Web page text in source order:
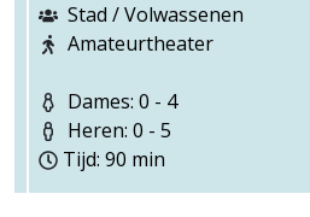
Stad / Volwassenen
Amateurtheater
Dames: 0 - 4
Heren: 0 - 5
Tijd: 90 min